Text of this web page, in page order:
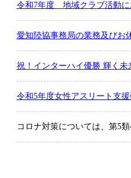
令和7年度 地域クラブ活動に
愛知陸協事務局の業務及びお
祝！インターハイ優勝 輝く
令和5年度女性アスリート支
コロナ対策については、第5